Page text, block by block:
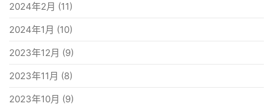
2024年2月 (11)
2024年1月 (10)
2023年12月 (9)
2023年11月 (8)
2023年10月 (9)